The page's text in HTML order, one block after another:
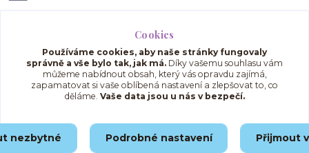
Upravit sběr cookies.
© 2025 AuraSomaShop.cz – provozovatel Simply Colours s.r.o., IČO: 02562286, se
Cookies
Používáme cookies, aby naše stránky fungovaly
správně a vše bylo tak, jak má. Díky vašemu souhlasu vám
můžeme nabídnout obsah, který vás opravdu zajímá,
zapamatovat si vaše oblíbená nastavení a zlepšovat to, co
děláme. Vaše data jsou u nás v bezpečí.
nezbytné Podrobné nastavení Přijmout